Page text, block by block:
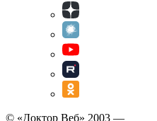
© «Доктор Веб» 2003 —